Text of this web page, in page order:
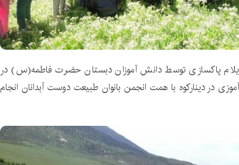
ایلام پاکسازی توسط دانش آموزان دبستان حضرت فاطمه(س) در
در دینارکوه با همت انجمن بانوان طبیعت دوست آبدانان انجام